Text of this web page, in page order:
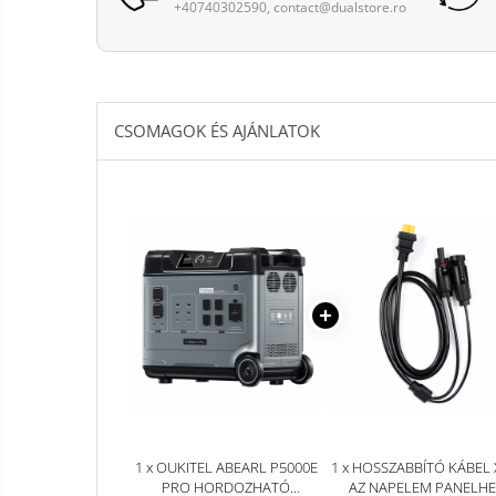
Személyi ápolási termékek
Kamerás drónok
Külső akkumulátor
Hordozható hangszórók
Vonalkód olvasók
Hordozható elektromos
állomások és napelemek
Android médialejátszó
+40740302590, contact@dualstore.ro
CSOMAGOK ÉS AJÁNLATOK
1 x OUKITEL ABEARL P5000E
PRO HORDOZHATÓ
1 x HOSSZABBÍTÓ KÁBEL
AZ NAPELEM